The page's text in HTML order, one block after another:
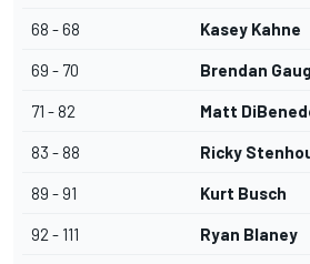
68 - 68 Kasey Kahne
69 - 70 Brendan
71 - 82 Matt
83 - 88 Ricky
89 - 91 Kurt Busch
92 - 111 Ryan Blaney